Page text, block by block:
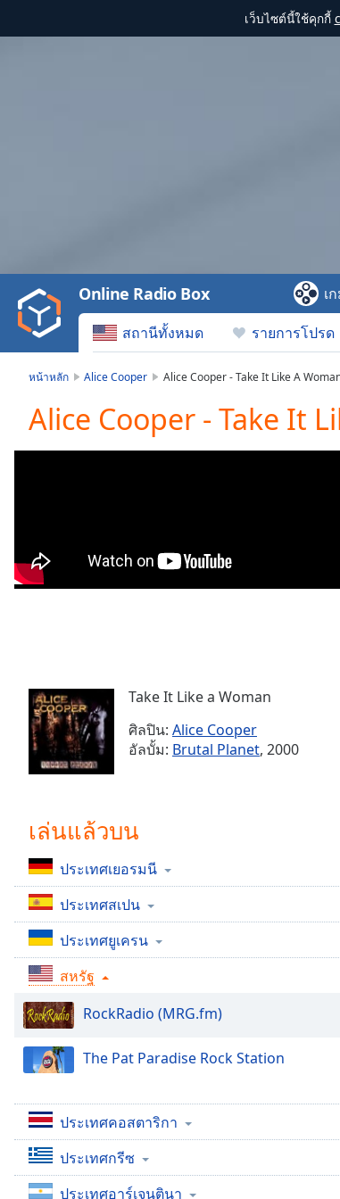
เว็บไซต์นี้ใช้คุกกี้
Video
Play
Backward
Skip
Current
Time0:00
TypeLIVE
Seek to
Playback
Rate
Chapters
Descriptions
descriptions
off,
selected
Subtitles
subtitles
settings
opens
subtitles
dialog
subtitles
off
selected
สถานีทั้งหมด รายการโปรด
Online Radio Box เ
หน้าหลัก Alice Cooper Alice Cooper - Take It Like A
Alice Cooper - Take It
Take It Like a Woman
ศิลปิน: Alice Cooper
อัลบั้ม: Brutal Planet, 2000
เล่นแล้วบน
ประเทศเยอรมนี
ประเทศสเปน
ประเทศยูเครน
สหรัฐ
RockRadio (MRG.fm)
The Pat Paradise Rock Station
ประเทศคอสตาริกา
ประเทศกรีซ
ประเทศอาร์เจนตินา